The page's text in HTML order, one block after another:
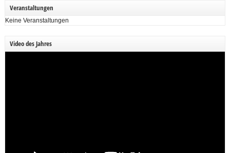
Veranstaltungen
Keine Veranstaltungen
Video des Jahres